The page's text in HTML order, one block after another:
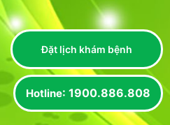
Hotline: 1900.886.808
Đặt lịch khám bệnh